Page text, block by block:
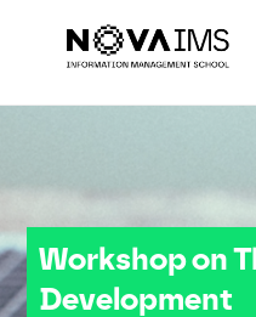
Workshop on Theory Development and
Workshop on
Development